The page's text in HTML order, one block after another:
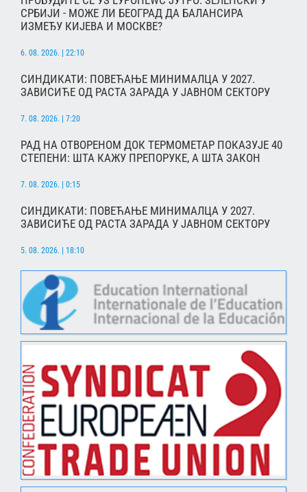
СРБИЈИ - МОЖЕ ЛИ БЕОГРАД ДА БАЛАНСИРА
ИЗМЕЂУ КИЈЕВА И МОСКВЕ?
6. 08. 2026. | 22:10
СИНДИКАТИ: ПОВЕЋАЊЕ МИНИМАЛЦА У 2027.
ЗАВИСИЋЕ ОД РАСТА ЗАРАДА У ЈАВНОМ СЕКТОРУ
7. 08. 2026. | 7:20
РАД НА ОТВОРЕНОМ ДОК ТЕРМОМЕТАР ПОКАЗУЈЕ 40
СТЕПЕНИ: ШТА КАЖУ ПРЕПОРУКЕ, А ШТА ЗАКОН
7. 08. 2026. | 0:15
СИНДИКАТИ: ПОВЕЋАЊЕ МИНИМАЛЦА У 2027.
ЗАВИСИЋЕ ОД РАСТА ЗАРАДА У ЈАВНОМ СЕКТОРУ
5. 08. 2026. | 18:10